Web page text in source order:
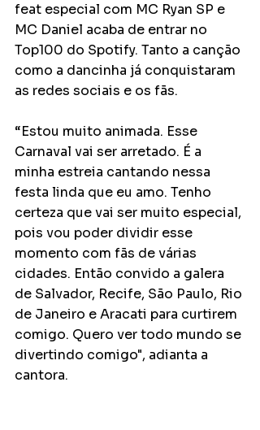
feat especial com MC Ryan SP e
MC Daniel acaba de entrar no
Top100 do Spotify. Tanto a canção
como a dancinha já conquistaram
as redes sociais e os fãs.
“Estou muito animada. Esse
Carnaval vai ser arretado. É a
minha estreia cantando nessa
festa linda que eu amo. Tenho
certeza que vai ser muito especial,
pois vou poder dividir esse
momento com fãs de várias
cidades. Então convido a galera
de Salvador, Recife, São Paulo, Rio
de Janeiro e Aracati para curtirem
comigo. Quero ver todo mundo se
divertindo comigo", adianta a
cantora.